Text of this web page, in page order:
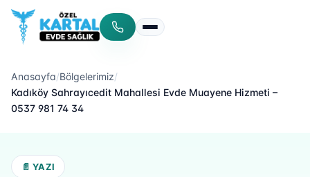
Menüyü aç/kapat
Anasayfa/Bölgelerimiz/
Kadıköy Sahrayıcedit Mahallesi Evde Muayene Hizmeti –
0537 981 74 34
📄 YAZI